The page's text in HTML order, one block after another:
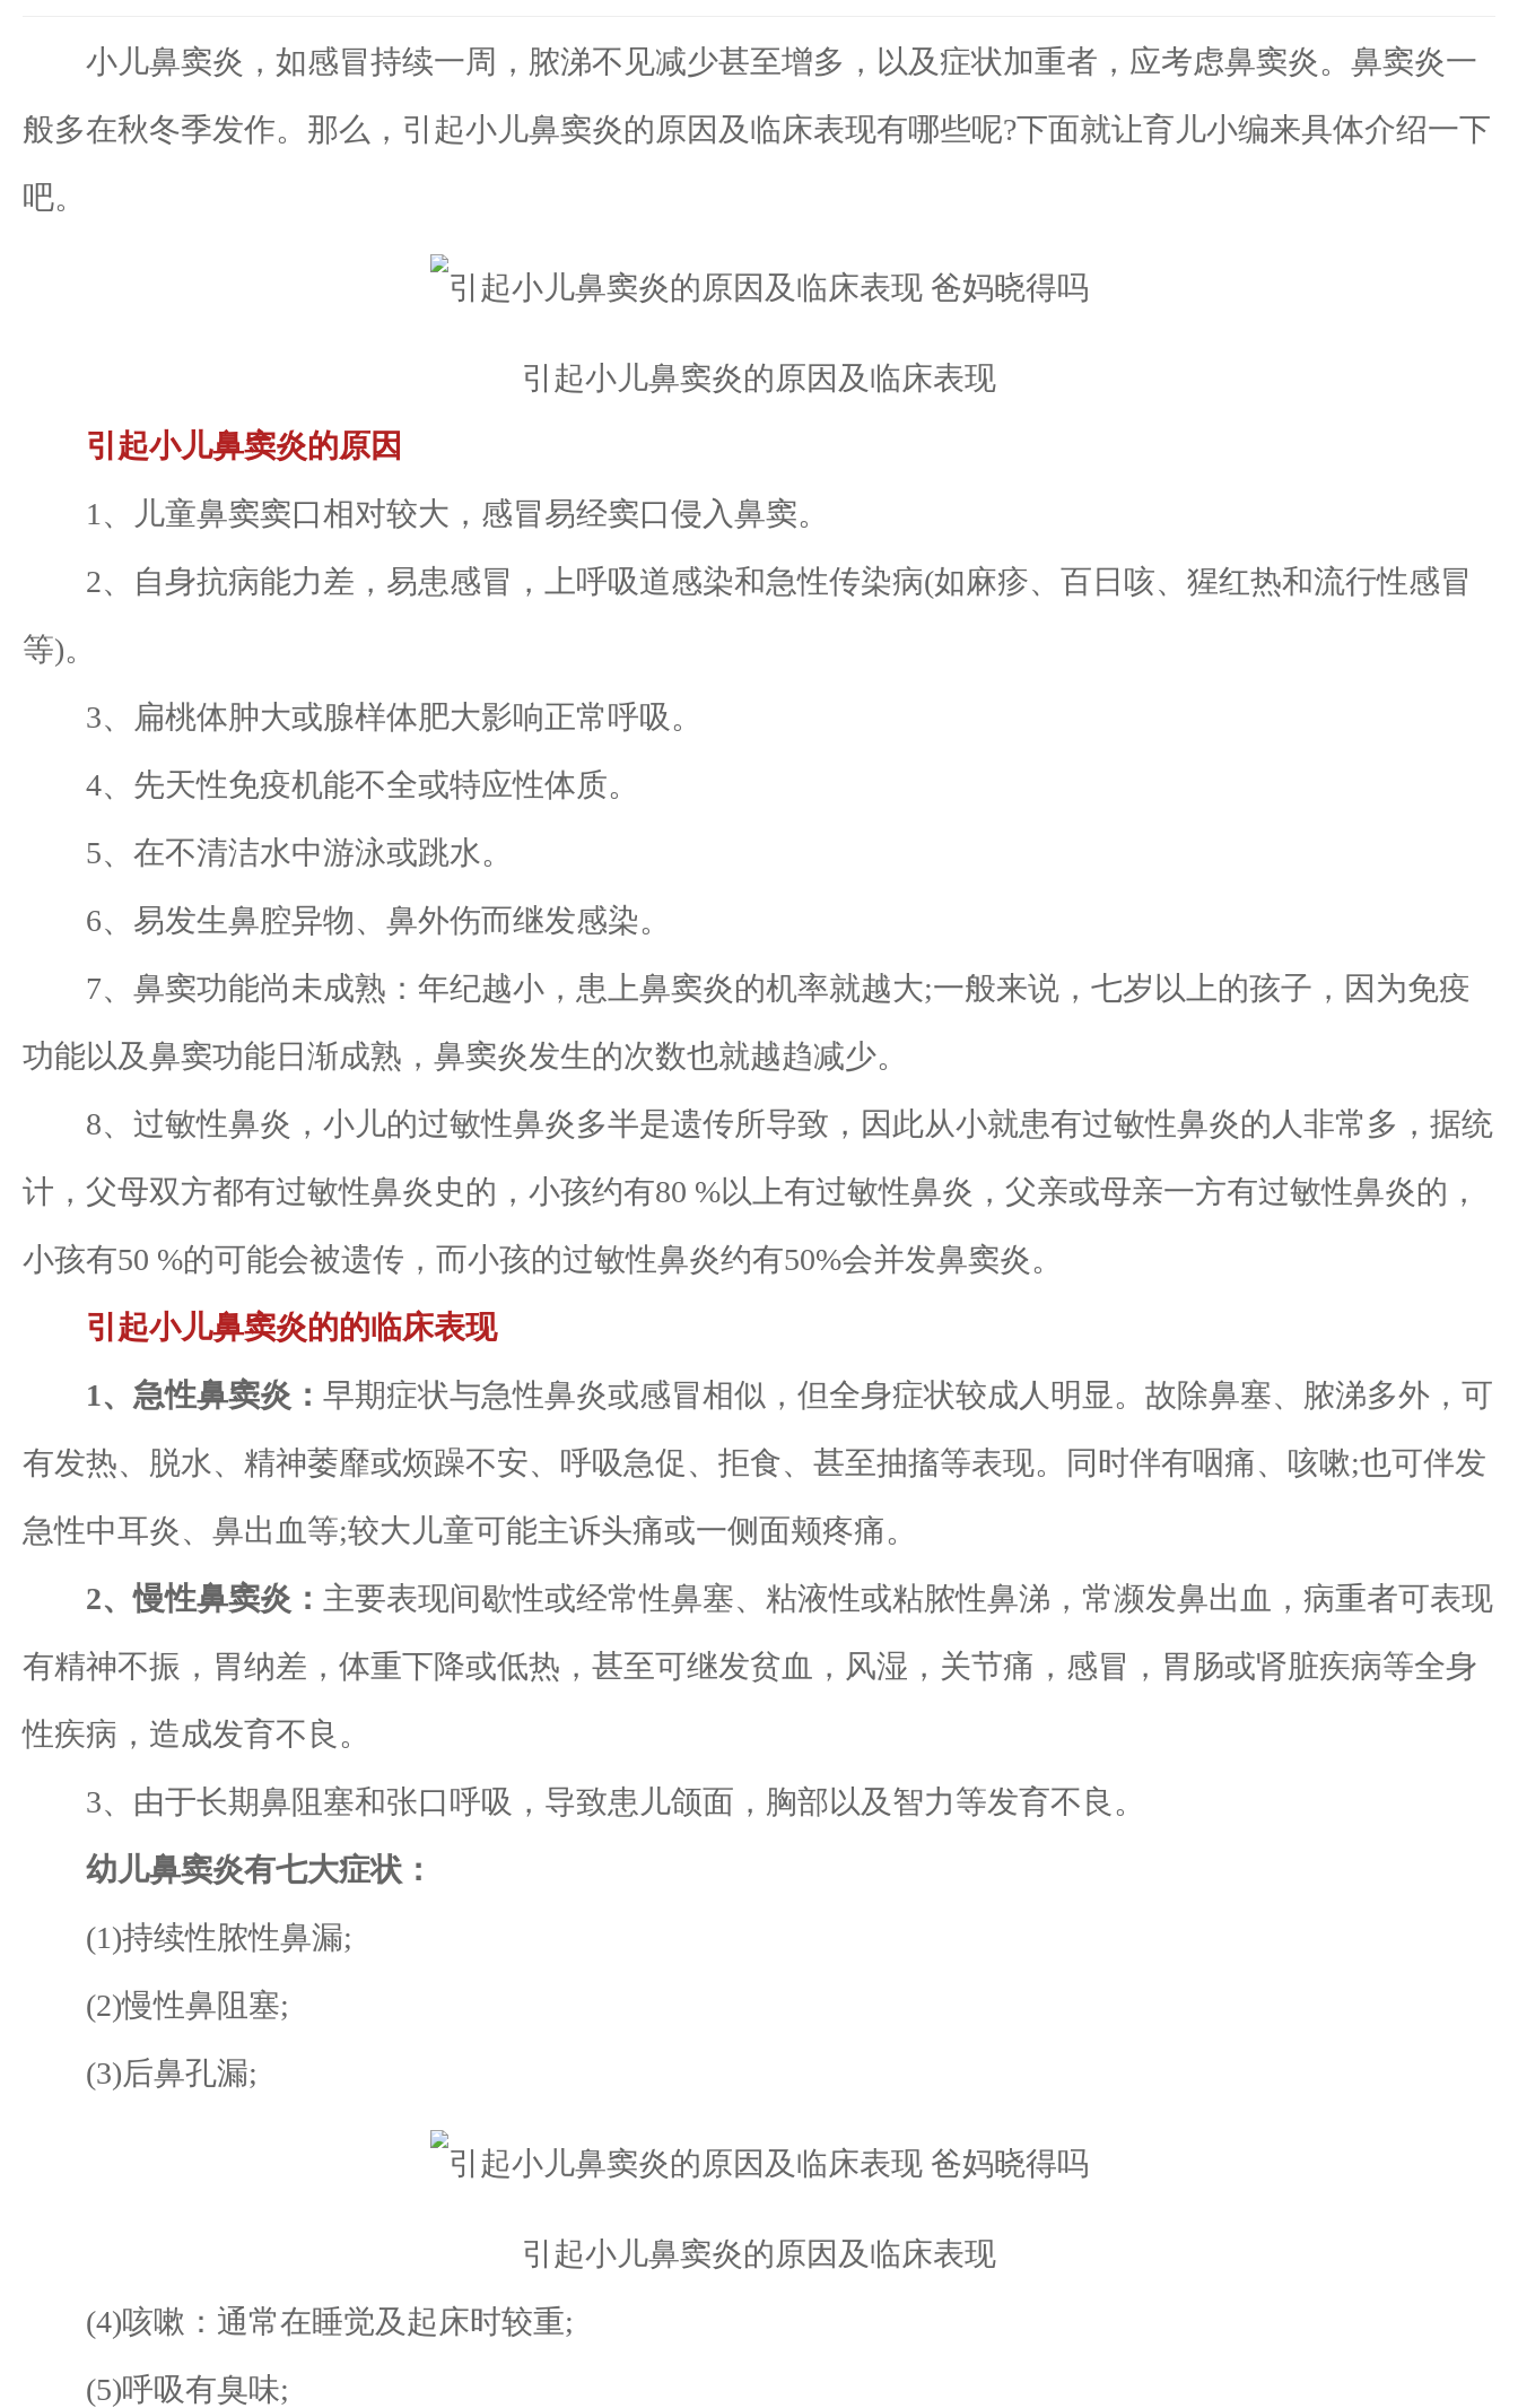
小儿鼻窦炎，如感冒持续一周，脓涕不见减少甚至增多，以及症状加重者，应考虑鼻窦炎。鼻窦炎一
般多在秋冬季发作。那么，引起小儿鼻窦炎的原因及临床表现有哪些呢?下面就让育儿小编来具体介绍一下
吧。
引起小儿鼻窦炎的原因及临床表现
引起小儿鼻窦炎的原因
1、儿童鼻窦窦口相对较大，感冒易经窦口侵入鼻窦。
2、自身抗病能力差，易患感冒，上呼吸道感染和急性传染病(如麻疹、百日咳、猩红热和流行性感冒
等)。
3、扁桃体肿大或腺样体肥大影响正常呼吸。
4、先天性免疫机能不全或特应性体质。
5、在不清洁水中游泳或跳水。
6、易发生鼻腔异物、鼻外伤而继发感染。
7、鼻窦功能尚未成熟：年纪越小，患上鼻窦炎的机率就越大;一般来说，七岁以上的孩子，因为免疫
功能以及鼻窦功能日渐成熟，鼻窦炎发生的次数也就越趋减少。
8、过敏性鼻炎，小儿的过敏性鼻炎多半是遗传所导致，因此从小就患有过敏性鼻炎的人非常多，据统
计，父母双方都有过敏性鼻炎史的，小孩约有80 %以上有过敏性鼻炎，父亲或母亲一方有过敏性鼻炎的，
小孩有50 %的可能会被遗传，而小孩的过敏性鼻炎约有50%会并发鼻窦炎。
引起小儿鼻窦炎的的临床表现
1、急性鼻窦炎： 早期症状与急性鼻炎或感冒相似，但全身症状较成人明显。故除鼻塞、脓涕多外，可
有发热、脱水、精神萎靡或烦躁不安、呼吸急促、拒食、甚至抽搐等表现。同时伴有咽痛、咳嗽;也可伴发
急性中耳炎、鼻出血等;较大儿童可能主诉头痛或一侧面颊疼痛。
2、慢性鼻窦炎： 主要表现间歇性或经常性鼻塞、粘液性或粘脓性鼻涕，常濒发鼻出血，病重者可表现
有精神不振，胃纳差，体重下降或低热，甚至可继发贫血，风湿，关节痛，感冒，胃肠或肾脏疾病等全身
性疾病，造成发育不良。
3、由于长期鼻阻塞和张口呼吸，导致患儿颌面，胸部以及智力等发育不良。
幼儿鼻窦炎有七大症状：
(1)持续性脓性鼻漏;
(2)慢性鼻阻塞;
(3)后鼻孔漏;
引起小儿鼻窦炎的原因及临床表现
(4)咳嗽：通常在睡觉及起床时较重;
(5)呼吸有臭味;